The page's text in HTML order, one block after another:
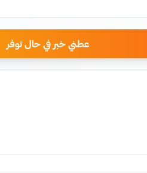
عطني خبر في حال توفر